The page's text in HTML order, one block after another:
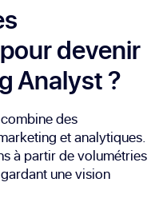
devenir
Analyst ?
des
et analytiques.
à partir de volumétries
une vision